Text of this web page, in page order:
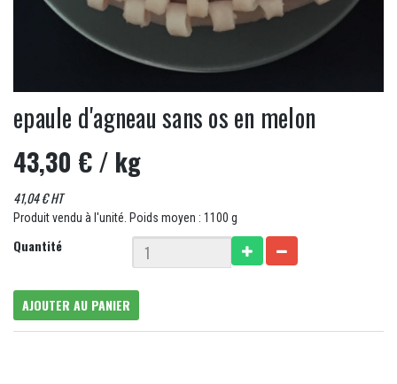
epaule d'agneau sans os en melon
43,30 €/ kg
41,04 € HT
Produit vendu à l'unité. Poids moyen : 1100 g
Quantité
AJOUTER AU PANIER